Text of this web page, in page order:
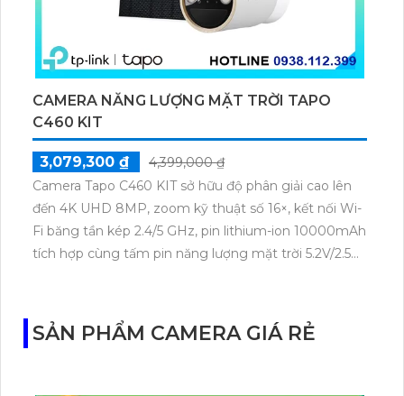
CAMERA NĂNG LƯỢNG MẶT TRỜI TAPO
C460 KIT
3,079,300 ₫
4,399,000 ₫
Camera Tapo C460 KIT sở hữu độ phân giải cao lên
đến 4K UHD 8MP, zoom kỹ thuật số 16×, kết nối Wi-
Fi băng tần kép 2.4/5 GHz, pin lithium-ion 10000mAh
tích hợp cùng tấm pin năng lượng mặt trời 5.2V/2.5W.
SẢN PHẨM CAMERA GIÁ RẺ